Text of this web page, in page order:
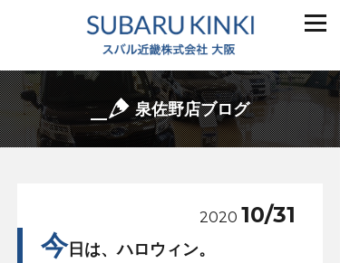
泉佐野店ブログ
2020 10/31
今日は、ハロウィン。